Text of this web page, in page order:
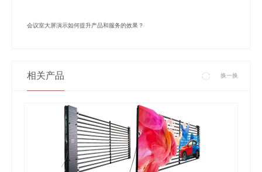
会议室大屏演示如何提升产品和服务的效果？
相关产品 换一换